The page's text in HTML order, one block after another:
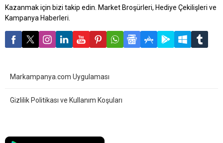
hırdavat malzemeleri,
dekoratif saksılar ve kasa
arkası dev markaların
indirimli fırsatlarını hemen
inceleyin. Bu...
Kazanmak için bizi takip edin. Market Broşürleri, Hediye Çekilişleri ve
Kampanya Haberleri.
Markampanya.com Uygulaması
Gizlilik Politikası ve Kullanım Koşuları